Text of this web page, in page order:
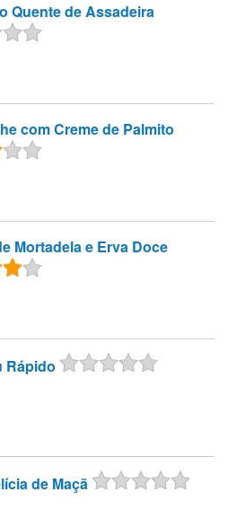
Quente de Assadeira
com Creme de Palmito
Mortadela e Erva Doce
Rápido
de Maçã